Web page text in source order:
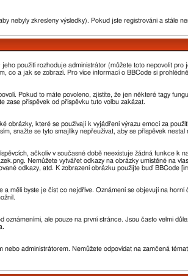
nebyly zkresleny výsledky). Pokud jste registrováni a stále
použití rozhoduje administrátor (můžete toto nepovolit
co a jak se zobrazí. Pro více informací o BBCode si
Pokud to máte povoleno, zjistíte, že jen některé tagy
zase příspěvek od příspěvku tuto volbu zakázat.
obrázky, které se používají k vyjádření výrazu emocí za
snažte se tyto smajlíky nepřeužívat, aby se příspěvek
ačkoliv v současné době neexistuje žádná funkce k
Nemůžete vytvářet odkazy na obrázky umístěné na
odkazy, atd. K zobrazení obrázku použijte buď BBCode
a měli byste je číst co nejdříve. Oznámení se objevují na
oznámeními, ale pouze na první stránce. Jsou často velmi
administrátorem. Nemůžete odpovídat na zamčená